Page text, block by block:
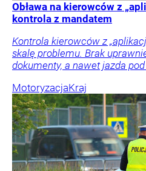
Obława na kierowców z
kontrola z mandatem
Kontrola kierowców z
skalę problemu. Brak
dokumenty, a nawet jazda
MotoryzacjaKraj